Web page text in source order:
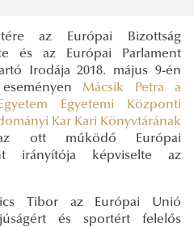
az Európai Bizottság
és az Európai Parlament
Irodája 2018. május 9-én
Mácsik Petra a
Egyetemi Központi
Kar Kari Könyvtárának
ott működő Európai
irányítója képviselte az
Tibor az Európai Unió
és sportért felelős